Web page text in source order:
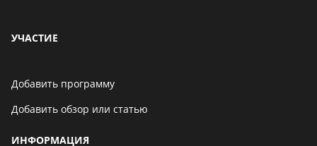
УЧАСТИЕ
Добавить программу
Добавить обзор или статью
ИНФОРМАЦИЯ